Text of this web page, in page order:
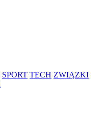
SPORT TECH ZWIĄZKI